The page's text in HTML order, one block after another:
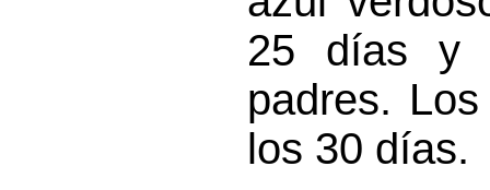
25 días y
padres.
los 30 días.